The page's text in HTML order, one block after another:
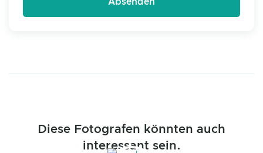
Diese Fotografen könnten auch
interessant sein.